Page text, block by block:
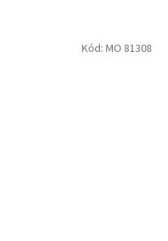
Kód: MO 81308